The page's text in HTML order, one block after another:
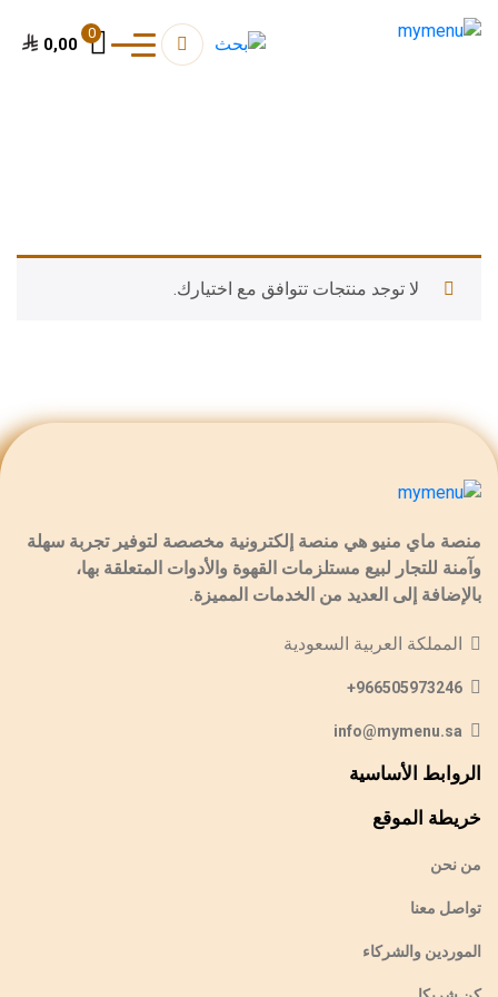
0,00
0
لا توجد منتجات تتوافق مع اختيارك.
منصة ماي منيو هي منصة إلكترونية مخصصة لتوفير تجربة سهلة
وآمنة للتجار لبيع مستلزمات القهوة والأدوات المتعلقة بها،
بالإضافة إلى العديد من الخدمات المميزة.
المملكة العربية السعودية
966505973246+
info@mymenu.sa
الروابط الأساسية
خريطة الموقع
من نحن
تواصل معنا
الموردين والشركاء